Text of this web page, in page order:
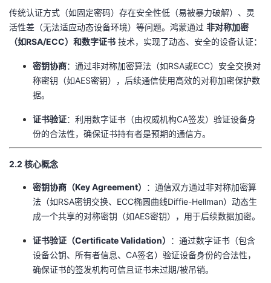
传统认证方式（如固定密码）存在安全性低（易被暴力破解）、灵
活性差（无法适应动态设备环境）等问题。鸿蒙通过 ​ ​非对称加密
（如RSA/ECC）和数字证书​ ​ 技术，实现了动态、安全的设备认证：
​密钥协商​​：通过非对称加密算法（如RSA或ECC）安全交换对
称密钥（如AES密钥），后续通信使用高效的对称加密保护数
据。
​证书验证​​：利用数字证书（由权威机构CA签发）验证设备身
份的合法性，确保证书持有者是预期的通信方。
​2.2 核心概念​
​密钥协商（Key Agreement）​
​：通信双方通过非对称加密算
法（如RSA密钥交换、ECC椭圆曲线Diffie-Hellman）动态生
成一个共享的对称密钥（如AES密钥），用于后续数据加密。
​证书验证（Certificate Validation）​
​：通过数字证书（包含
设备公钥、所有者信息、CA签名）验证设备身份的合法性，
确保证书的签发机构可信且证书未过期/被吊销。